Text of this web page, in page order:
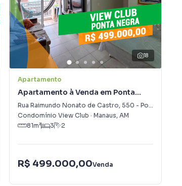
18
Apartamento
Apartamento à Venda em Ponta
Negra
Rua Raimundo Nonato de Castro, 550 - Ponta Negra
Condomínio View Club · Manaus, AM
81m² 3 2
R$ 499.000,00Venda